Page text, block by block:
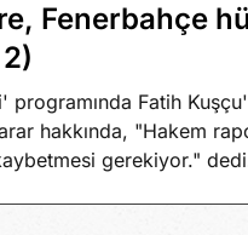
Yazıları
Fenerbahçe
Fatih
hakkında, "Hakem
gerekiyor."